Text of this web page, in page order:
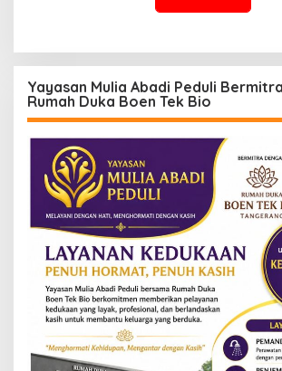
Yayasan Mulia Abadi Peduli
Rumah Duka Boen Tek Bio